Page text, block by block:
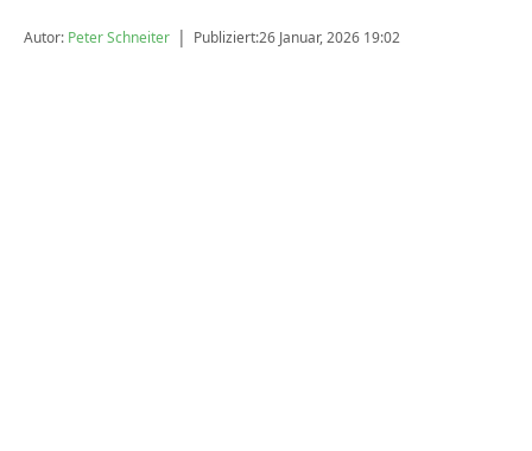
Autor: Peter Schneiter | Publiziert:26 Januar, 2026 19:02